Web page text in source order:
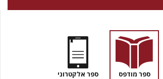
ספר מודפס ספר אלקטרוני